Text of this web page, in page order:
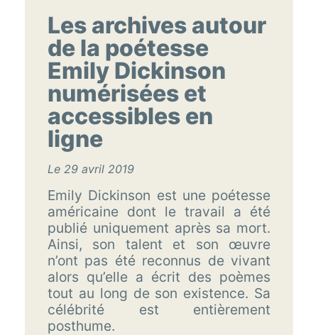
Les archives autour
de la poétesse
Emily Dickinson
numérisées et
accessibles en
ligne
Le 29 avril 2019
Emily Dickinson est une poétesse
américaine dont le travail a été
publié uniquement après sa mort.
Ainsi, son talent et son œuvre
n’ont pas été reconnus de vivant
alors qu’elle a écrit des poèmes
tout au long de son existence. Sa
célébrité est entièrement
posthume.